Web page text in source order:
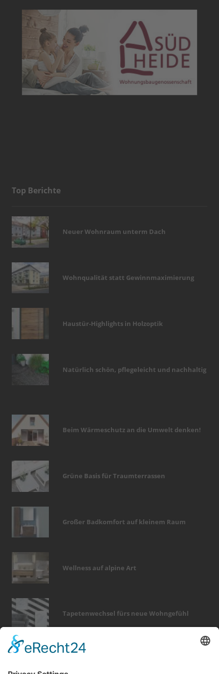
Top Berichte
Neuer Wohnraum unterm Dach
Wohnqualität statt Gewinnmaximierung
Haustür-Highlights in Holzoptik
Natürlich schön, pflegeleicht und nachhaltig
Beim Wärmeschutz an die Umwelt denken!
Grüne Basis für Traumterrassen
Großer Badkomfort auf kleinem Raum
Wellness auf alpine Art
Tapetenwechsel fürs neue Wohngefühl